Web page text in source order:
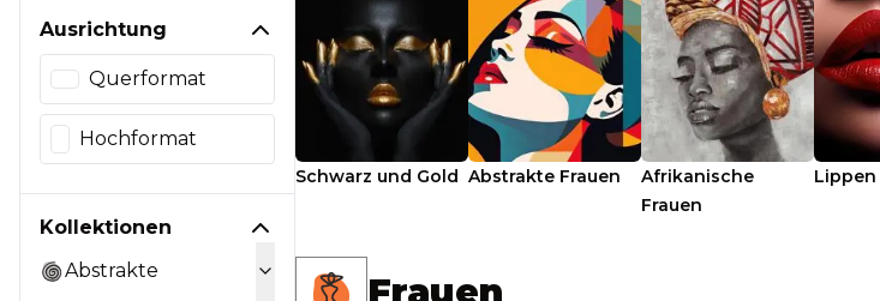
Ausrichtung
Querformat
Hochformat
Kollektionen
Abstrakte
Schwarz und Gold Abstrakte Frauen
Afrikanische
Frauen
Lippen
Frauen